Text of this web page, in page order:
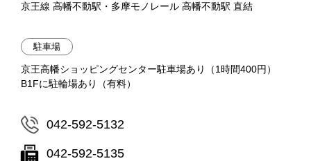
京王線 高幡不動駅・多摩モノレール 高幡不動駅 直結
駐車場
京王高幡ショッピングセンター駐車場あり（1時間400円）
B1Fに駐輪場あり（有料）
042-592-5132
042-592-5135